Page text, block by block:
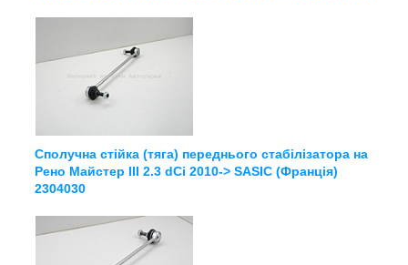
Сполучна стійка (тяга) переднього стабілізатора на
Рено Майстер III 2.3 dCi 2010-> SASIC (Франція)
2304030